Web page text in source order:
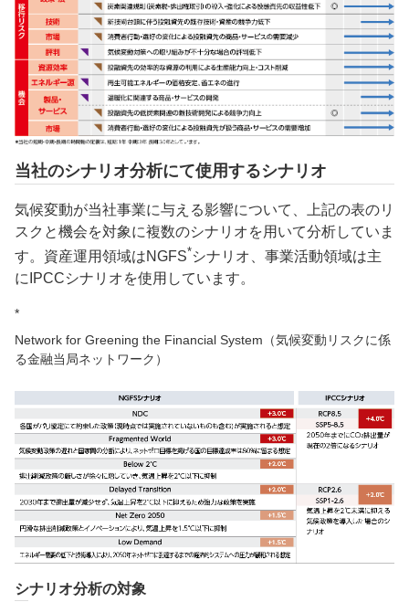
当社のシナリオ分析にて使用するシナリオ
気候変動が当社事業に与える影響について、上記の表のリ
スクと機会を対象に複数のシナリオを用いて分析していま
す。資産運用領域はNGFS*シナリオ、事業活動領域は主
にIPCCシナリオを使用しています。
*
Network for Greening the Financial System（気候変動リスクに係
る金融当局ネットワーク）
シナリオ分析の対象